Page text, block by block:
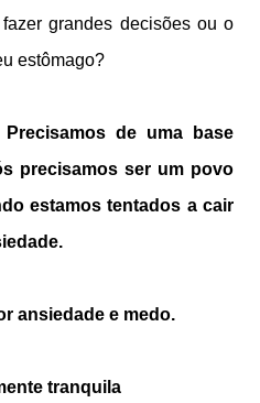
grandes decisões ou o
estômago?
de uma base
precisamos ser um povo
estamos tentados a cair
ansiedade e medo.
tranquila